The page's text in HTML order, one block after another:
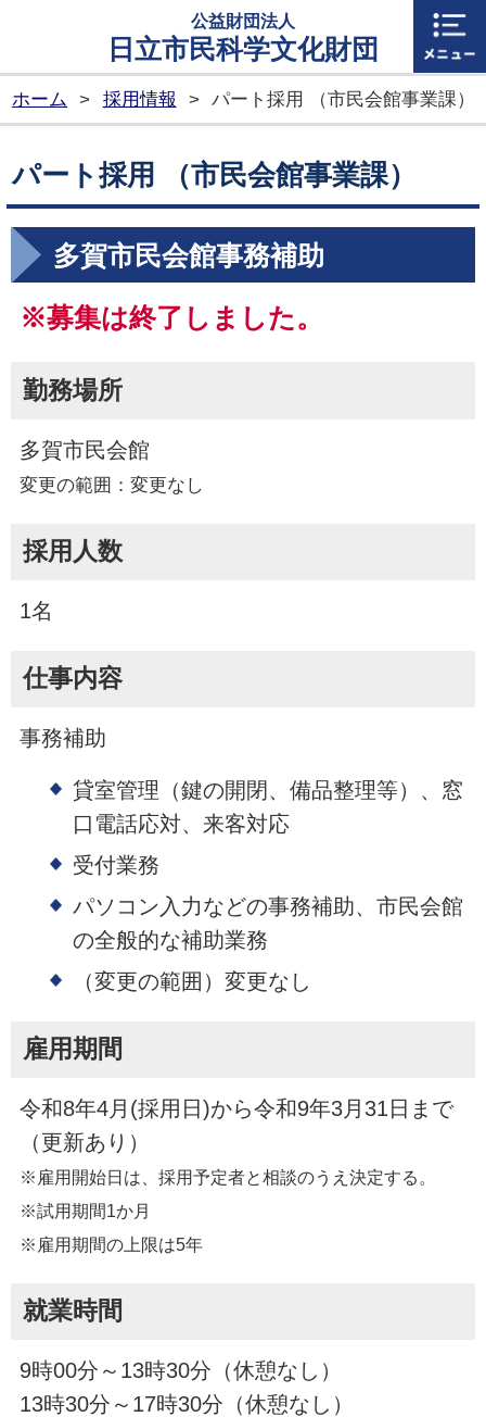
公益財団法人
日立市民科学文化財団
ホーム > 採用情報 > パート採用 （市民会館事業課）
パート採用 （市民会館事業課）
多賀市民会館事務補助
※募集は終了しました。
勤務場所
多賀市民会館
変更の範囲：変更なし
採用人数
1名
仕事内容
事務補助
貸室管理（鍵の開閉、備品整理等）、窓
口電話応対、来客対応
受付業務
パソコン入力などの事務補助、市民会館
の全般的な補助業務
（変更の範囲）変更なし
雇用期間
令和8年4月(採用日)から令和9年3月31日まで
（更新あり）
※雇用開始日は、採用予定者と相談のうえ決定する。
※試用期間1か月
※雇用期間の上限は5年
就業時間
9時00分～13時30分（休憩なし）
13時30分～17時30分（休憩なし）